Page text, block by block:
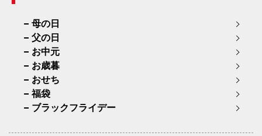
母の日
父の日
お中元
お歳暮
おせち
福袋
ブラックフライデー